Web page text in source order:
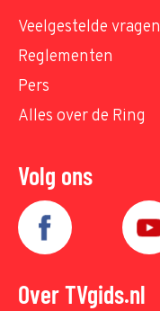
Veelgestelde vragen
Reglementen
Pers
Alles over de Ring
Volg ons
Over TVgids.nl